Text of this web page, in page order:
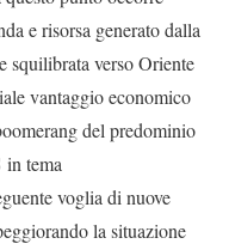
e risorsa generato dalla
squilibrata verso Oriente
vantaggio economico
del predominio
in tema
voglia di nuove
la situazione